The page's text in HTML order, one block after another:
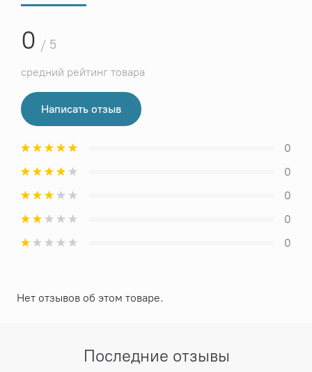
0 / 5
средний рейтинг товара
Написать отзыв
0
0
0
0
0
Нет отзывов об этом товаре.
Последние отзывы